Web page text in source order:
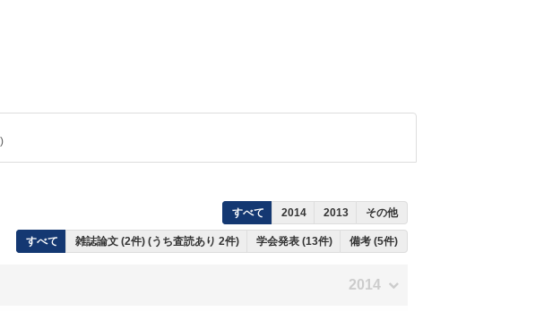
すべて 2014 2013 その他
すべて 雑誌論文 (2件) (うち査読あり 2件) 学会発表 (13件) 備考 (5件)
2014